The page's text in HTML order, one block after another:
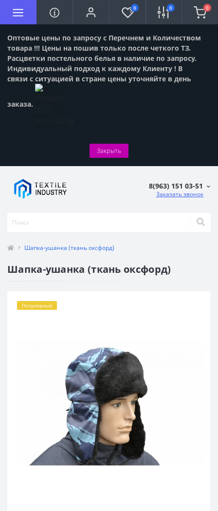
Оптовые цены по запросу с Перечнем и Количеством
товара !!! Цены на пошив только после четкого ТЗ.
Расцветки постельного белья в наличие по запросу.
Индивидуальный подход к каждому Клиенту ! В
связи с ситуацией в стране цены уточняйте в день
заказа.
Закрыть
0 0 0
8(963) 151 03-51
Заказать звонок
Шапка-ушанка (ткань оксфорд)
Шапка-ушанка (ткань оксфорд)
Популярный